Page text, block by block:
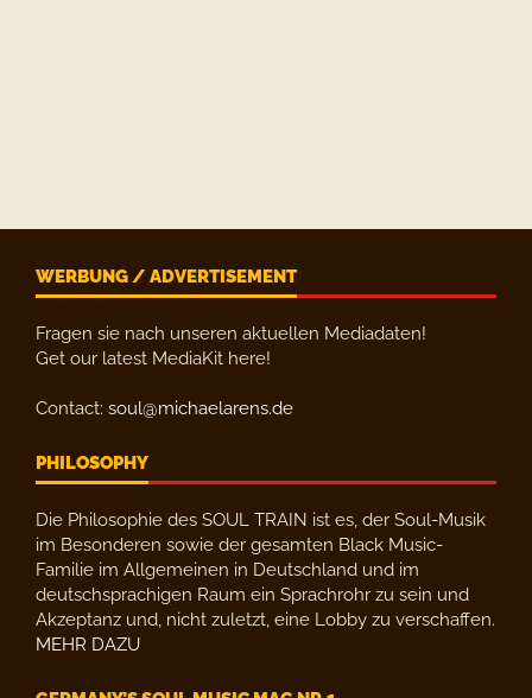
WERBUNG / ADVERTISEMENT
Fragen sie nach unseren aktuellen Mediadaten!
Get our latest MediaKit here!
Contact: soul@michaelarens.de
PHILOSOPHY
Die Philosophie des SOUL TRAIN ist es, der Soul-Musik
im Besonderen sowie der gesamten Black Music-
Familie im Allgemeinen in Deutschland und im
deutschsprachigen Raum ein Sprachrohr zu sein und
Akzeptanz und, nicht zuletzt, eine Lobby zu verschaffen.
MEHR DAZU